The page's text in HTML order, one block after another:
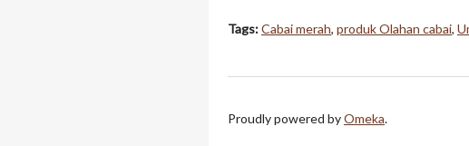
Tags:Cabai merah, produk Olahan cabai,
Proudly powered byOmeka.